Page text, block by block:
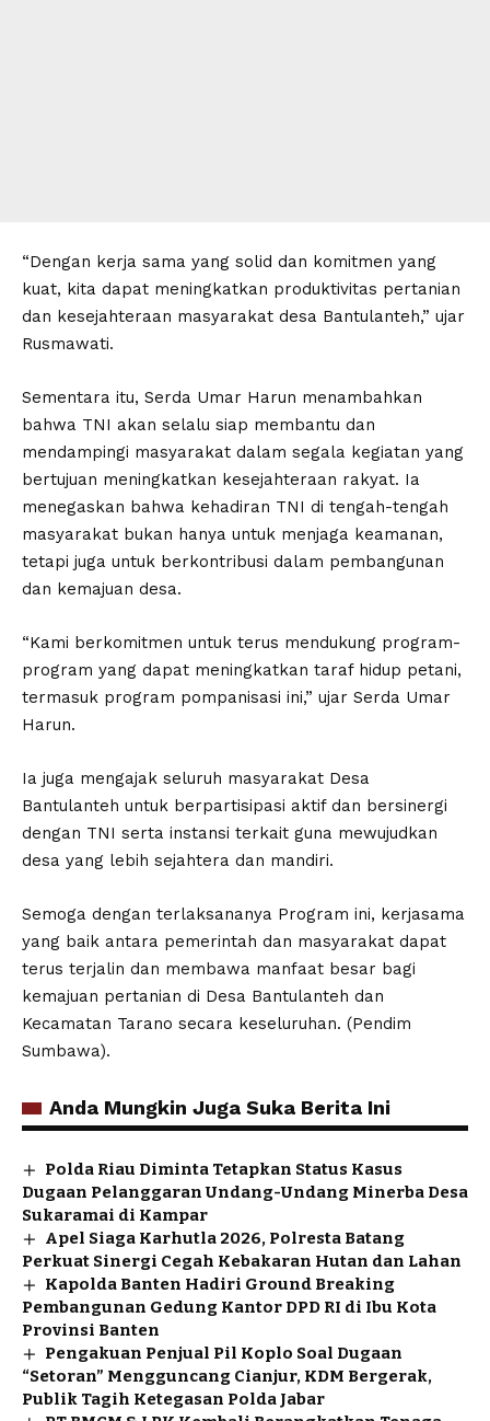
“Dengan kerja sama yang solid dan komitmen yang
kuat, kita dapat meningkatkan produktivitas pertanian
dan kesejahteraan masyarakat desa Bantulanteh,” ujar
Rusmawati.
Sementara itu, Serda Umar Harun menambahkan
bahwa TNI akan selalu siap membantu dan
mendampingi masyarakat dalam segala kegiatan yang
bertujuan meningkatkan kesejahteraan rakyat. Ia
menegaskan bahwa kehadiran TNI di tengah-tengah
masyarakat bukan hanya untuk menjaga keamanan,
tetapi juga untuk berkontribusi dalam pembangunan
dan kemajuan desa.
“Kami berkomitmen untuk terus mendukung program-
program yang dapat meningkatkan taraf hidup petani,
termasuk program pompanisasi ini,” ujar Serda Umar
Harun.
Ia juga mengajak seluruh masyarakat Desa
Bantulanteh untuk berpartisipasi aktif dan bersinergi
dengan TNI serta instansi terkait guna mewujudkan
desa yang lebih sejahtera dan mandiri.
Semoga dengan terlaksananya Program ini, kerjasama
yang baik antara pemerintah dan masyarakat dapat
terus terjalin dan membawa manfaat besar bagi
kemajuan pertanian di Desa Bantulanteh dan
Kecamatan Tarano secara keseluruhan. (Pendim
Sumbawa).
Anda Mungkin Juga Suka Berita Ini
Polda Riau Diminta Tetapkan Status Kasus
Dugaan Pelanggaran Undang-Undang Minerba Desa
Sukaramai di Kampar
Apel Siaga Karhutla 2026, Polresta Batang
Perkuat Sinergi Cegah Kebakaran Hutan dan Lahan
Kapolda Banten Hadiri Ground Breaking
Pembangunan Gedung Kantor DPD RI di Ibu Kota
Provinsi Banten
Pengakuan Penjual Pil Koplo Soal Dugaan
“Setoran” Mengguncang Cianjur, KDM Bergerak,
Publik Tagih Ketegasan Polda Jabar